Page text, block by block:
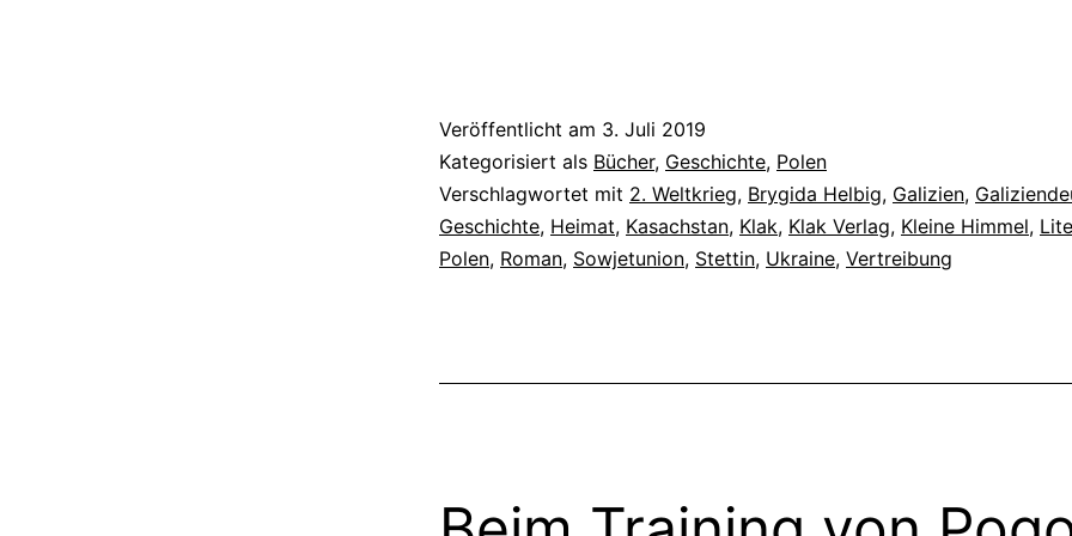
Veröffentlicht am 3. Juli 2019
Kategorisiert als Bücher, Geschichte, Polen
Verschlagwortet mit 2. Weltkrieg, Brygida Helbig, Galizien,
Geschichte, Heimat, Kasachstan, Klak, Klak Verlag, Kleine Himmel,
Polen, Roman, Sowjetunion, Stettin, Ukraine, Vertreibung